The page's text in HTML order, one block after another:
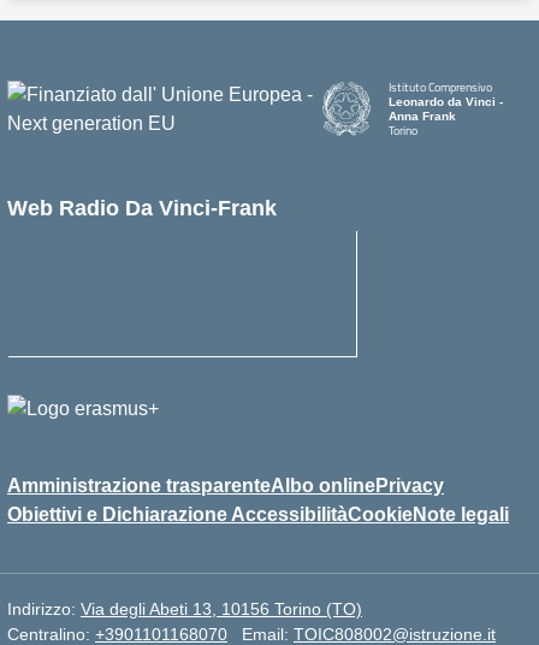
Istituto Comprensivo
Leonardo da Vinci -
Anna Frank
Torino
Web Radio Da Vinci-Frank
Amministrazione trasparenteAlbo onlinePrivacy
Obiettivi e Dichiarazione AccessibilitàCookieNote legali
Indirizzo: Via degli Abeti 13, 10156 Torino (TO)
Centralino: +3901101168070 Email: TOIC808002@istruzione.it